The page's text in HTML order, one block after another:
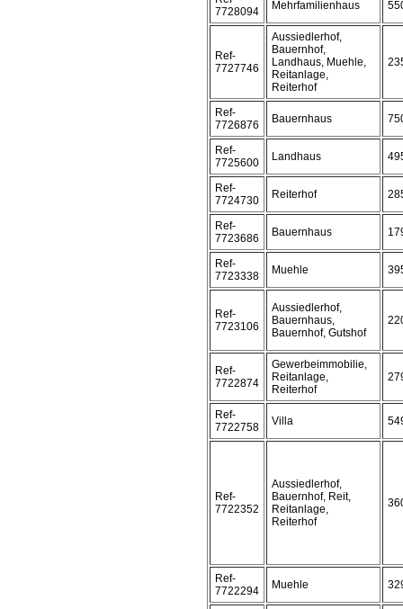
7728094
Mehrfamilienhaus
Ref-
7727746
Aussiedlerhof,
Bauernhof,
Landhaus, Muehle,
Reitanlage,
Reiterhof
Ref-
7726876
Bauernhaus
Ref-
7725600
Landhaus
Ref-
7724730
Reiterhof
Ref-
7723686
Bauernhaus
Ref-
7723338
Muehle
Ref-
7723106
Aussiedlerhof,
Bauernhaus,
Bauernhof, Gutshof
Ref-
7722874
Gewerbeimmobilie,
Reitanlage,
Reiterhof
Ref-
7722758
Villa
Ref-
7722352
Aussiedlerhof,
Bauernhof, Reit,
Reitanlage,
Reiterhof
Ref-
7722294
Muehle